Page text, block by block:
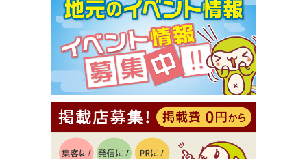
【ジモア限定①】初回割引 特価 VIO脱毛11,000円
⇒8,800円（メンズ専門ワックス脱毛サロン Mickle
（ミックル））
[有効期限]2026年9月30日
【ジモア読者特典2】コース 3,500円→3,000円（料
理5品+2時間飲み放題）（創作イタリアン Pia Cu
ore（ピアクオーレ））
[有効期限]2026年9月30日
【ジモア読者特典1】料理全品20％OFF ※18時以
降（創作イタリアン Pia Cuore（ピアクオーレ））
[有効期限]2026年9月30日